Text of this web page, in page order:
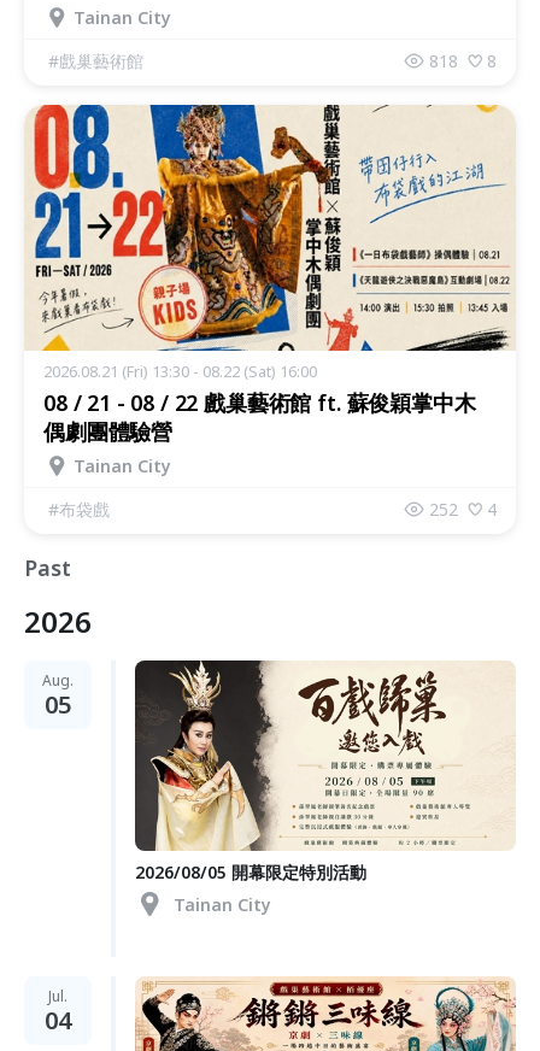
Tainan City
#戲巢藝術館 818 8
2026.08.21 (Fri) 13:30 - 08.22 (Sat) 16:00
08 / 21 - 08 / 22 戲巢藝術館 ft. 蘇俊穎掌中木
偶劇團體驗營
Tainan City
#布袋戲 252 4
Past
2026
Aug.
05
2026/08/05 開幕限定特別活動
Tainan City
Jul.
04